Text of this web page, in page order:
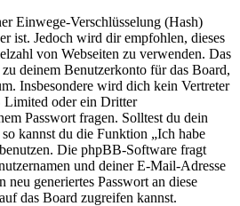
Einwege-Verschlüsselung (Hash)
ist. Jedoch wird dir empfohlen, dieses
von Webseiten zu verwenden. Das
deinem Benutzerkonto für das Board,
Insbesondere wird dich kein Vertreter
Limited oder ein Dritter
Passwort fragen. Solltest du dein
kannst du die Funktion „Ich habe
Die phpBB-Software fragt
und deiner E-Mail-Adresse
neu generiertes Passwort an diese
das Board zugreifen kannst.